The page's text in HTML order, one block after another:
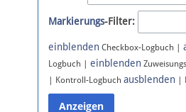
Markierungs-Filter:
einblenden Checkbox-Logbuch |
Logbuch | einblenden
| Kontroll-Logbuch ausblenden |